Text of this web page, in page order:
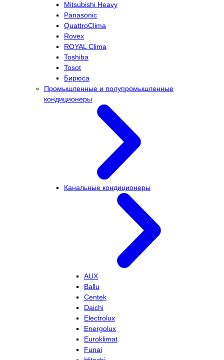
Mitsubishi Heavy
Panasonic
QuattroClima
Rovex
ROYAL Clima
Toshiba
Tosot
Бирюса
Промышленные и полупромышленные
кондиционеры
Канальные кондиционеры
AUX
Ballu
Centek
Daichi
Electrolux
Energolux
Euroklimat
Funai